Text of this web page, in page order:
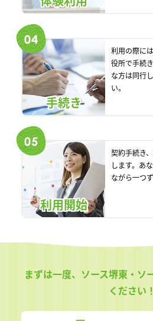
手続き
利用の際に
役所で手続
な方は同行
い。
利用開始
契約手続き
します。あ
ながら一つ
まずは一度、ソース堺東・ソ
ください！